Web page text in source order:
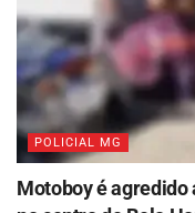
POLICIAL MG
Motoboy é agredido